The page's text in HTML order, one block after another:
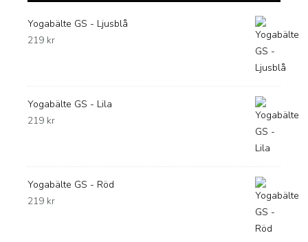
Yogabälte GS - Ljusblå
219 kr
Yogabälte GS - Lila
219 kr
Yogabälte GS - Röd
219 kr